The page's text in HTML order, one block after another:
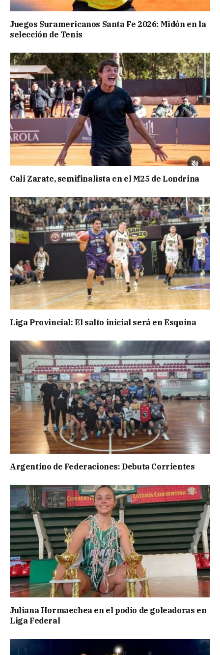
Juegos Suramericanos Santa Fe 2026: Midón en la
selección de Tenis
Cali Zarate, semifinalista en el M25 de Londrina
Liga Provincial: El salto inicial será en Esquina
Argentino de Federaciones: Debuta Corrientes
Juliana Hormaechea en el podio de goleadoras en
Liga Federal